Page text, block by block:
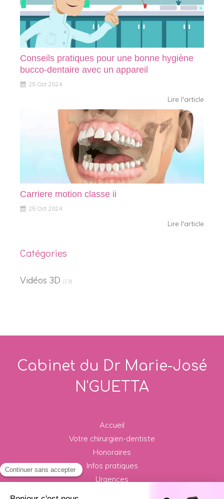
Conseils pratiques pour une bonne hygiène
bucco-dentaire avec un appareil
25 Oct 2024
Lire l'article
Carriere motion classe ii
25 Oct 2024
Lire l'article
Catégories
Vidéos 3D (19)
Cabinet du Dr Marie-José
N'GUETTA
Accueil
Votre chirurgien-dentiste
Honoraires
Infos pratiques
Urgences